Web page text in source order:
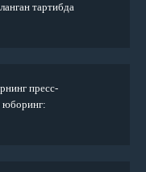
тартибда
пресс-
юборинг: